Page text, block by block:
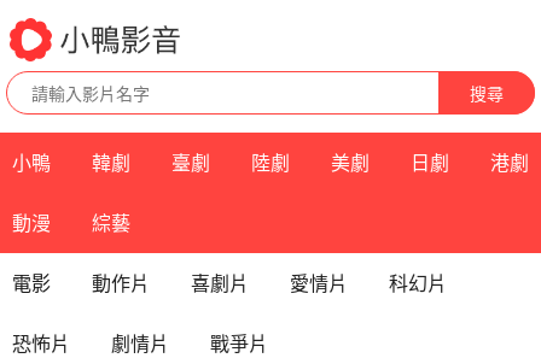
搜尋
小鴨 韓劇 臺劇 陸劇 美劇 日劇 港劇
動漫 綜藝
電影 動作片 喜劇片 愛情片 科幻片
恐怖片 劇情片 戰爭片